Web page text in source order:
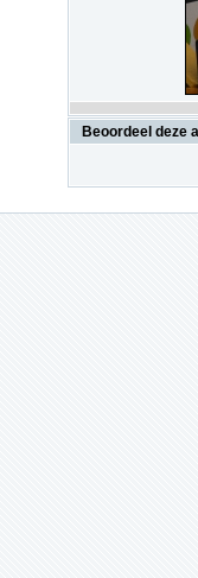
Beoordeel deze